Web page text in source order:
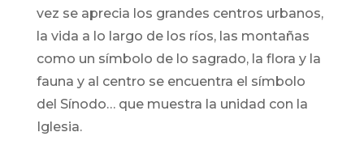
vez se aprecia los grandes centros urbanos,
la vida a lo largo de los ríos, las montañas
como un símbolo de lo sagrado, la flora y la
fauna y al centro se encuentra el símbolo
del Sínodo… que muestra la unidad con la
Iglesia.